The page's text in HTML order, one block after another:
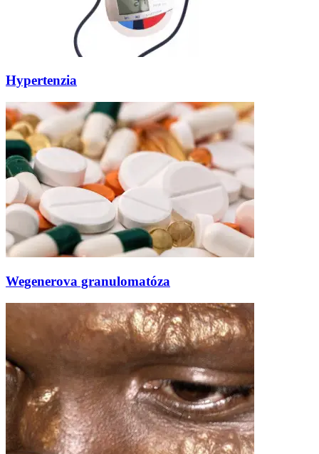
Hypertenzia
Wegenerova granulomatóza